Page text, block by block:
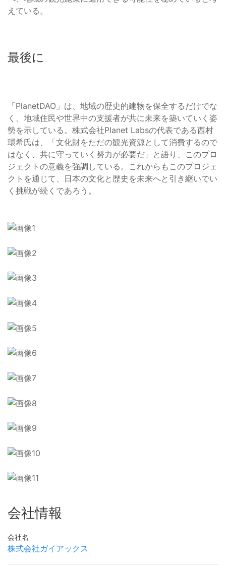
えている。
最後に
「PlanetDAO」は、地域の歴史的建物を保全するだけでな
く、地域住民や世界中の支援者が共に未来を築いていく姿
勢を示している。株式会社Planet Labsの代表である西村
環希氏は、「文化財をただの観光資源として消費するので
はなく、共に守っていく努力が必要だ」と語り、このプロ
ジェクトの意義を強調している。これからもこのプロジェ
クトを通じて、日本の文化と歴史を未来へと引き継いでい
く挑戦が続くであろう。
会社情報
会社名
株式会社ガイアックス